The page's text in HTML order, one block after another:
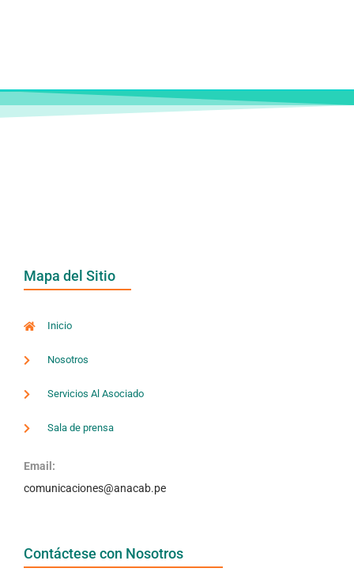
Mapa del Sitio
Inicio
Nosotros
Servicios Al Asociado
Sala de prensa
Email:
comunicaciones@anacab.pe
Contáctese con Nosotros